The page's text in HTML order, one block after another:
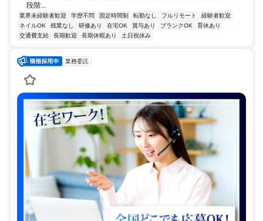
段階...
業界未経験者歓迎 学歴不問 固定時間制 転勤なし フルリモート
経験者歓迎
ネイルOK
残業なし 研修あり 在宅OK 賞与あり ブランクOK
育休あり
交通費支給
長期歓迎 長期休暇あり 土日祝休み
業務委託